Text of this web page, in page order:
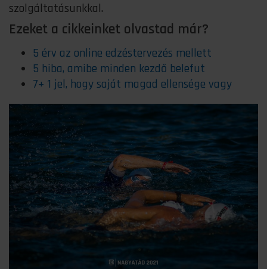
szolgáltatásunkkal.
Ezeket a cikkeinket olvastad már?
5 érv az online edzéstervezés mellett
5 hiba, amibe minden kezdő belefut
7+ 1 jel, hogy saját magad ellensége vagy